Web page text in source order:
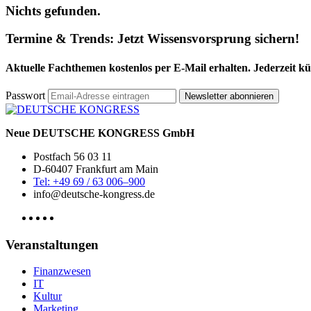
Nichts gefunden.
Termine & Trends: Jetzt Wissensvorsprung sichern!
Aktuelle Fachthemen kostenlos per E-Mail erhalten. Jederzeit
Passwort Newsletter abonnieren
Neue DEUTSCHE KONGRESS GmbH
Postfach 56 03 11
D-60407 Frankfurt am Main
Tel: +49 69 / 63 006–900
info@deutsche-kongress.de
Veranstaltungen
Finanzwesen
IT
Kultur